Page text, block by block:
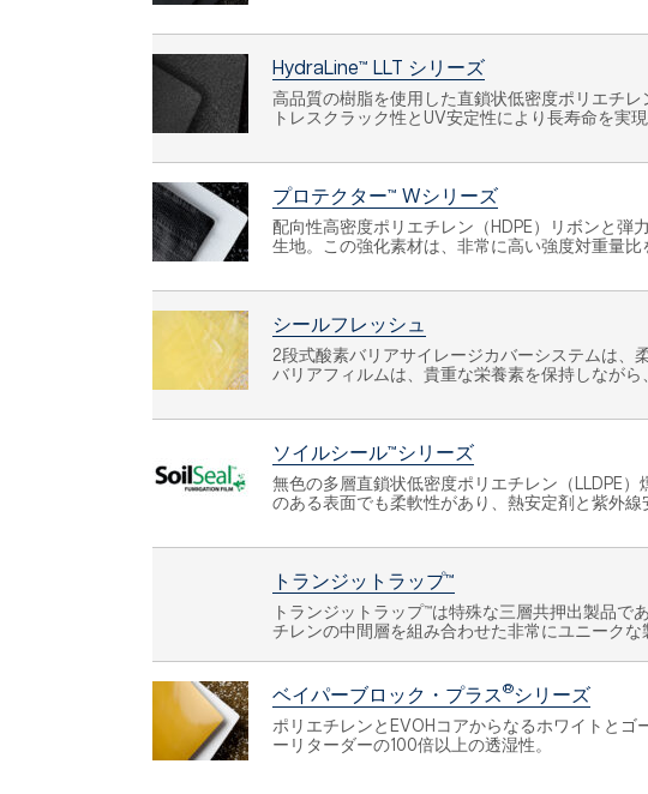
HydraLine™ LLT シリーズ
高品質の樹脂を使用した直鎖状低密度ポリエチ
トレスクラック性とUV安定性により長寿命を実
プロテクター™ Wシリーズ
配向性高密度ポリエチレン（HDPE）リボンと弾
生地。この強化素材は、非常に高い強度対重量
シールフレッシュ
2段式酸素バリアサイレージカバーシステムは、
バリアフィルムは、貴重な栄養素を保持しなが
ソイルシール™シリーズ
無色の多層直鎖状低密度ポリエチレン（LLDPE
のある表面でも柔軟性があり、熱安定剤と紫外
トランジットラップ™
トランジットラップ™は特殊な三層共押出製品
チレンの中間層を組み合わせた非常にユニークな
ベイパーブロック・プラス®シリーズ
ポリエチレンとEVOHコアからなるホワイトと
ーリターダーの100倍以上の透湿性。